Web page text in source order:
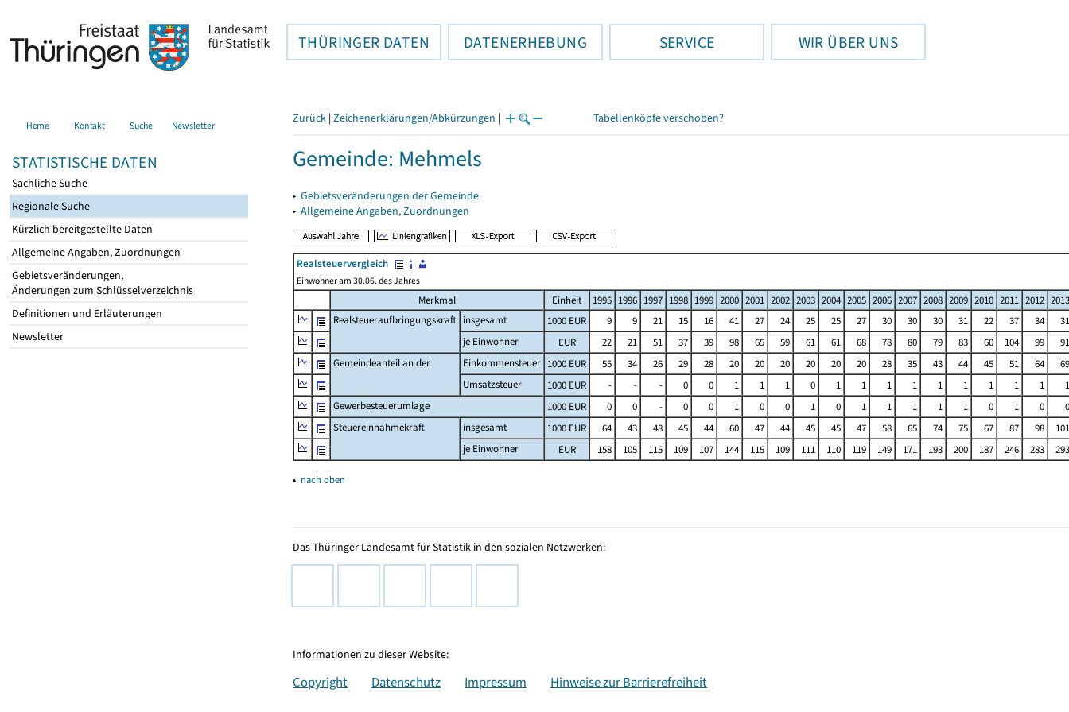
THÜRINGER DATEN DATENERHEBUNG SERVICE WIR ÜBER UNS
Home Kontakt Suche Newsletter
STATISTISCHE DATEN
Sachliche Suche
Regionale Suche
Kürzlich bereitgestellte Daten
Allgemeine Angaben, Zuordnungen
Gebietsveränderungen,
Änderungen zum Schlüsselverzeichnis
Definitionen und Erläuterungen
Newsletter
Zurück | Zeichenerklärungen/Abkürzungen | Tabellenköpfe verschoben?
Gemeinde: Mehmels
▸ Gebietsveränderungen der Gemeinde
▸ Allgemeine Angaben, Zuordnungen
Realsteuervergleich
Einwohner am 30.06. des Jahres
Merkmal Einheit 1995 1996 1997 1998 1999 2000 2001 2002 2003 2004 2005 2006 2007 2008 2009 2010 2011 2012 2013
Realsteueraufbringungskraft insgesamt 1000 EUR 9 9 21 15 16 41 27 24 25 25 27 30 30 30 31 22 37 34
31
je Einwohner
EUR 22 21 51 37 39 98 65 59 61 61 68 78 80 79 83 60 104 99
91
Gemeindeanteil an der
Einkommensteuer 1000 EUR 55 34 26 29 28 20 20 20 20 20 20 28 35 43 44 45 51 64
69
Umsatzsteuer
1000 EUR - - - 0 0 1 1 1 0 1 1 1 1 1 1 1 1 1
1
Gewerbesteuerumlage
1000 EUR 0 0 - 0 0 1 0 0 1 0 1 1 1 1 1 0 1 0
0
Steuereinnahmekraft
insgesamt 1000 EUR 64 43 48 45 44 60 47 44 45 45 47 58 65 74 75 67 87 98
101
je Einwohner
EUR 158 105 115 109 107 144 115 109 111 110 119 149 171 193 200 187 246 283 293
▴ nach oben
Das Thüringer Landesamt für Statistik in den sozialen Netzwerken:
Informationen zu dieser Website:
Copyright Datenschutz Impressum Hinweise zur Barrierefreiheit